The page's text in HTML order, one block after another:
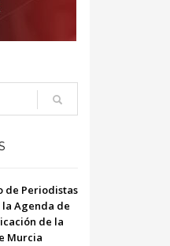
de Periodistas
Agenda de
de la
Murcia